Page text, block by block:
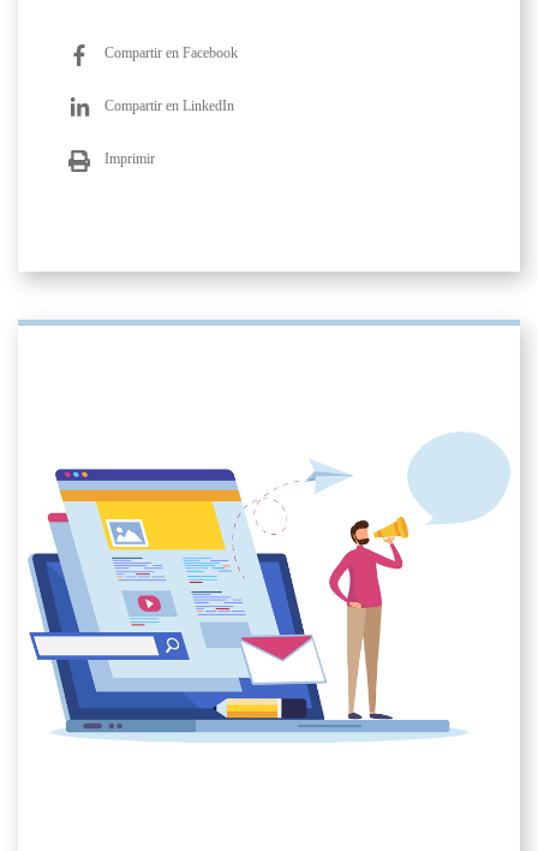
Compartir en Facebook
Compartir en LinkedIn
Imprimir